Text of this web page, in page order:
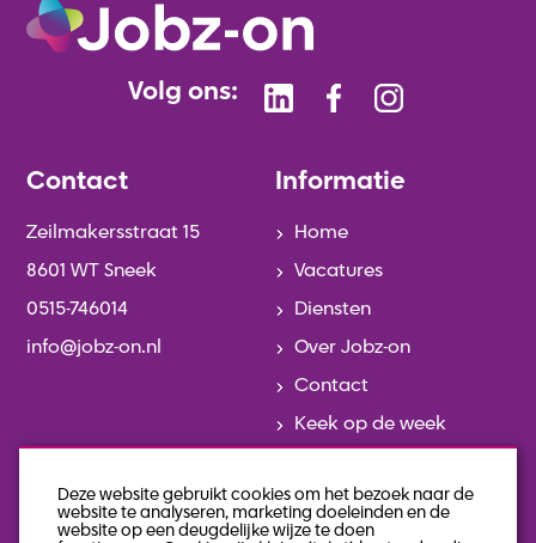
Volg ons:
Contact
Zeilmakersstraat 15
8601 WT Sneek
0515-746014
info@jobz-on.nl
Informatie
Home
Vacatures
Diensten
Over Jobz-on
Contact
Keek op de week
Team
Deze website gebruikt cookies om het bezoek naar de
website te analyseren, marketing doeleinden en de
website op een deugdelijke wijze te doen